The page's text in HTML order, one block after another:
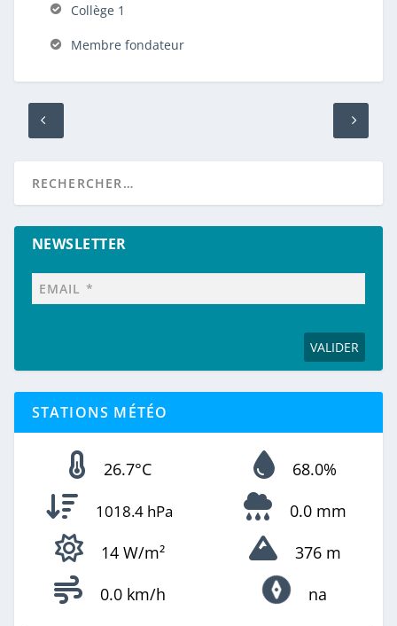
Collège 1
Membre fondateur
NEWSLETTER
STATIONS MÉTÉO
26.7°C 68.0%
1018.4 hPa
0.0 mm
14 W/m²
376 m
0.0 km/h
na